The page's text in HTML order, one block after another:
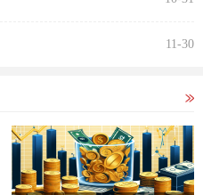
11-30